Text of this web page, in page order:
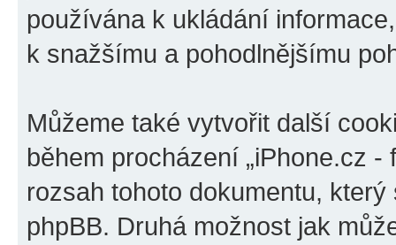
používána k ukládání
k snažšímu a pohodlnějšímu
Můžeme také vytvořit další
během procházení „iPhone.cz
rozsah tohoto dokumentu,
phpBB. Druhá možnost jak